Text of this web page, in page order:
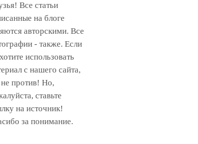
Все статьи
на блоге
авторскими. Все
- также. Если
использовать
с нашего сайта,
против! Но,
ставьте
на источник!
за понимание.